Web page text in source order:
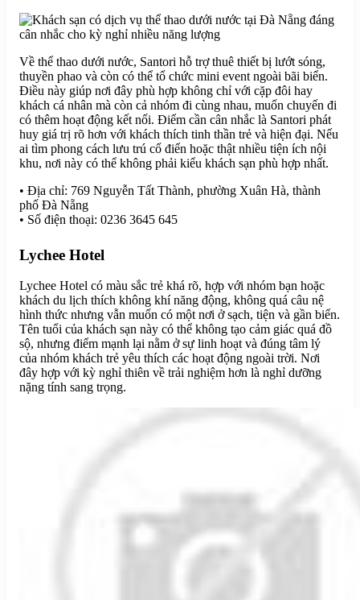
Về thể thao dưới nước, Santori hỗ trợ thuê thiết bị lướt sóng,
thuyền phao và còn có thể tổ chức mini event ngoài bãi biển.
Điều này giúp nơi đây phù hợp không chỉ với cặp đôi hay
khách cá nhân mà còn cả nhóm đi cùng nhau, muốn chuyến đi
có thêm hoạt động kết nối. Điểm cần cân nhắc là Santori phát
huy giá trị rõ hơn với khách thích tinh thần trẻ và hiện đại. Nếu
ai tìm phong cách lưu trú cổ điển hoặc thật nhiều tiện ích nội
khu, nơi này có thể không phải kiểu khách sạn phù hợp nhất.
• Địa chỉ: 769 Nguyễn Tất Thành, phường Xuân Hà, thành
phố Đà Nẵng
• Số điện thoại: 0236 3645 645
Lychee Hotel
Lychee Hotel có màu sắc trẻ khá rõ, hợp với nhóm bạn hoặc
khách du lịch thích không khí năng động, không quá câu nệ
hình thức nhưng vẫn muốn có một nơi ở sạch, tiện và gần biển.
Tên tuổi của khách sạn này có thể không tạo cảm giác quá đồ
sộ, nhưng điểm mạnh lại nằm ở sự linh hoạt và đúng tâm lý
của nhóm khách trẻ yêu thích các hoạt động ngoài trời. Nơi
đây hợp với kỳ nghỉ thiên về trải nghiệm hơn là nghỉ dưỡng
nặng tính sang trọng.